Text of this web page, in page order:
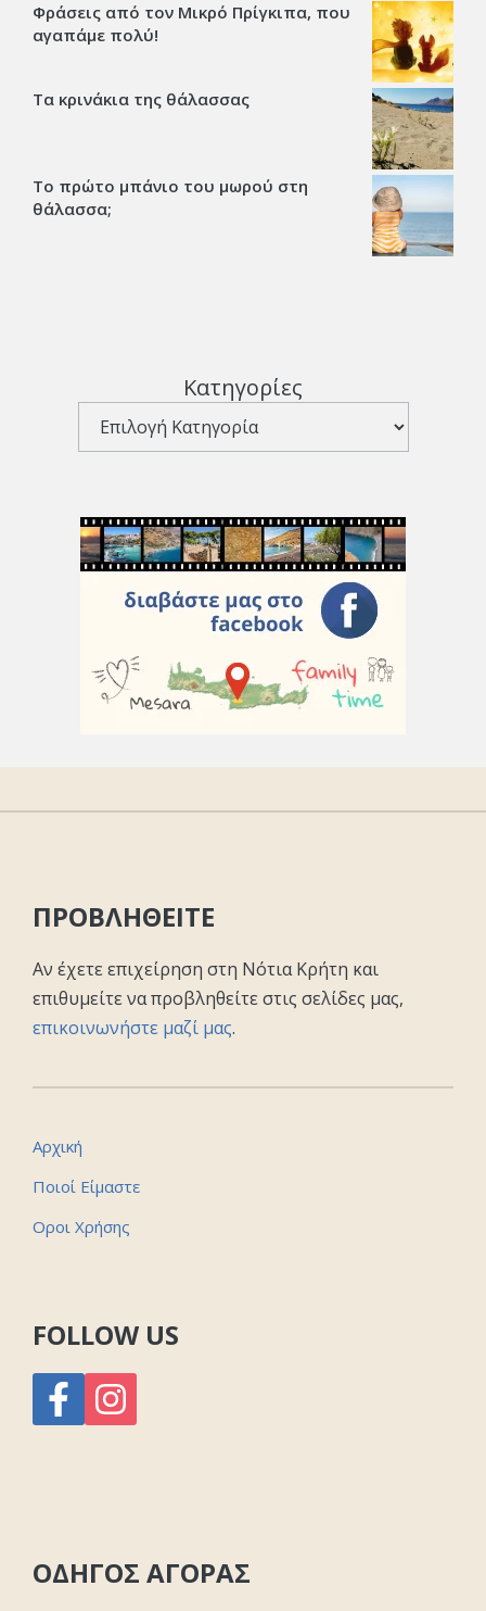
Φράσεις από τον Μικρό Πρίγκιπα, που
αγαπάμε πολύ!
Τα κρινάκια της θάλασσας
Το πρώτο μπάνιο του μωρού στη
θάλασσα;
Κατηγορίες
ΠΡΟΒΛΗΘΕΙΤΕ
Αν έχετε επιχείρηση στη Νότια Κρήτη και
επιθυμείτε να προβληθείτε στις σελίδες μας,
επικοινωνήστε μαζί μας.
Αρχική
Ποιοί Είμαστε
Οροι Χρήσης
FOLLOW US
ΟΔΗΓΟΣ ΑΓΟΡΑΣ